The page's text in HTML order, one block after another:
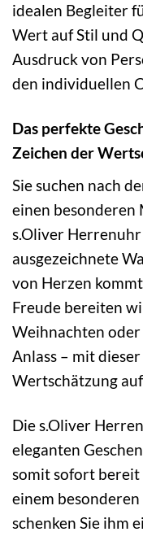
idealen Begleiter
Wert auf Stil und
Ausdruck von
den individuellen
Das perfekte
Zeichen der
Sie suchen nach
einen besonderen
s.Oliver
ausgezeichnete
von Herzen
Freude bereiten
Weihnachten
Anlass – mit
Wertschätzung
Die s.Oliver
eleganten
somit sofort bereit
einem
schenken Sie ihm